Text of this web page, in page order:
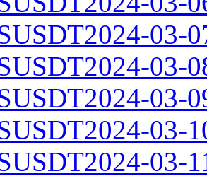
03-
03-
03-
03-
03-